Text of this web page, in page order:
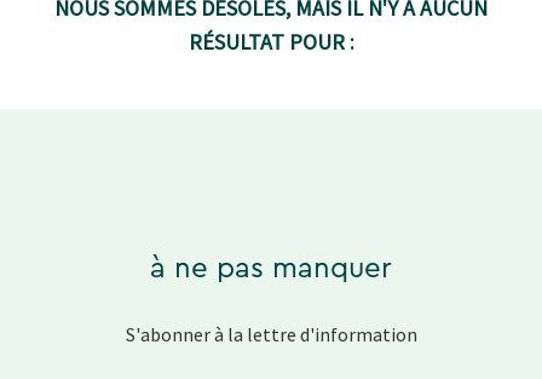
NOUS SOMMES DÉSOLÉS, MAIS IL N'Y A AUCUN
RÉSULTAT POUR :
à ne pas manquer
S'abonner à la lettre d'information